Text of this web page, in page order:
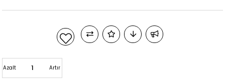
Artır
Azalt